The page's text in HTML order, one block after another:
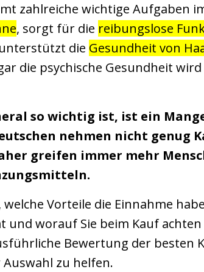
zahlreiche wichtige Aufgaben
, sorgt für die reibungslose
die Gesundheit von
die psychische Gesundheit
so wichtig ist, ist ein
nehmen nicht genug
greifen immer mehr
Vorteile die Einnahme
und worauf Sie beim Kauf
Bewertung der besten
zu helfen.